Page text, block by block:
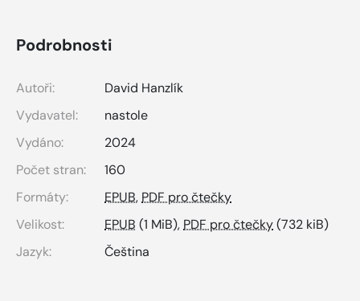
Podrobnosti
Autoři:
David Hanzlík
Vydavatel:
nastole
Vydáno:
2024
Počet stran:
160
Formáty:
EPUB, PDF pro čtečky
Velikost:
EPUB (1 MiB), PDF pro čtečky(732 kiB)
Jazyk:
Čeština